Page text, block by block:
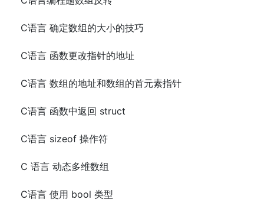
C语言 确定数组的大小的技巧
C语言 函数更改指针的地址
C语言 数组的地址和数组的首元素指针
C语言 函数中返回 struct
C语言 sizeof 操作符
C 语言 动态多维数组
C语言 使用 bool 类型